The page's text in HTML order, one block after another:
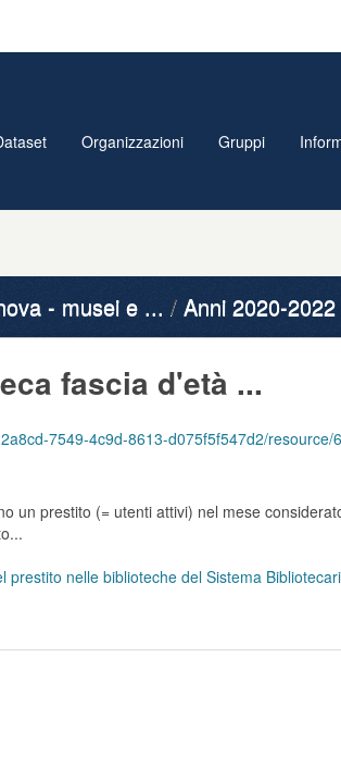
Organizzazioni Gruppi
- musei e ... Anni 2020-
fascia d'età ...
d075f5f547d2/resource/6ce5fce2-3549-4737-b1e3-
un prestito (= utenti attivi) nel mese
nelle biblioteche del Sistema